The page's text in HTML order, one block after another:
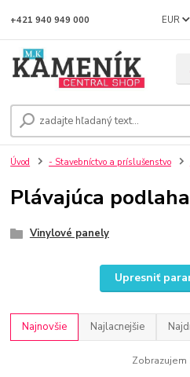
EUR
+421 940 949 000
Úvod - Stavebníctvo a príslušenstvo
Plávajúca podlaha
Vinylové panely
Upresniť
Najnovšie Najlacnejšie
Zobrazujem